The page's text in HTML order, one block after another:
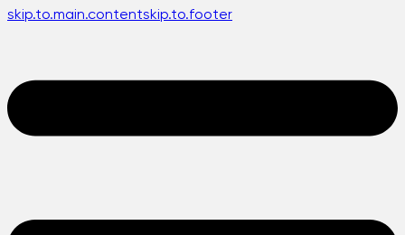
skip.to.main.contentskip.to.footer